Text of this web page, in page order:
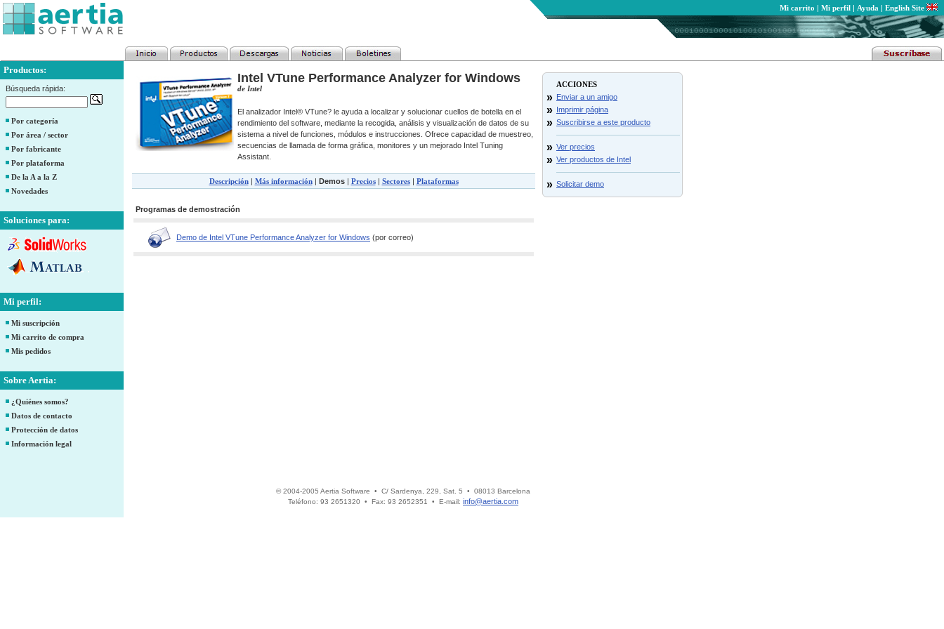
Mi carrito | Mi perfil | Ayuda | English Site
Productos:
Búsqueda rápida:
Por categoría
Por área / sector
Por fabricante
Por plataforma
De la A a la Z
Novedades
Soluciones para:
Mi perfil:
Mi suscripción
Mi carrito de compra
Mis pedidos
Sobre Aertia:
¿Quiénes somos?
Datos de contacto
Protección de datos
Información legal
Intel VTune Performance Analyzer for Windows
de Intel
El analizador Intel® VTune? le ayuda a localizar y solucionar cuellos de botella en el
rendimiento del software, mediante la recogida, análisis y visualización de datos de su
sistema a nivel de funciones, módulos e instrucciones. Ofrece capacidad de muestreo,
secuencias de llamada de forma gráfica, monitores y un mejorado Intel Tuning
Assistant.
Descripción| Más información| Demos| Precios| Sectores| Plataformas
Programas de demostración
Demo de Intel VTune Performance Analyzer for Windows (por correo)
ACCIONES
» Enviar a un amigo
» Imprimir página
» Suscribirse a este producto
» Ver precios
» Ver productos de Intel
» Solicitar demo
© 2004-2005 Aertia Software • C/ Sardenya, 229, Sat. 5 • 08013 Barcelona
Teléfono: 93 2651320 • Fax: 93 2652351 • E-mail: info@aertia.com